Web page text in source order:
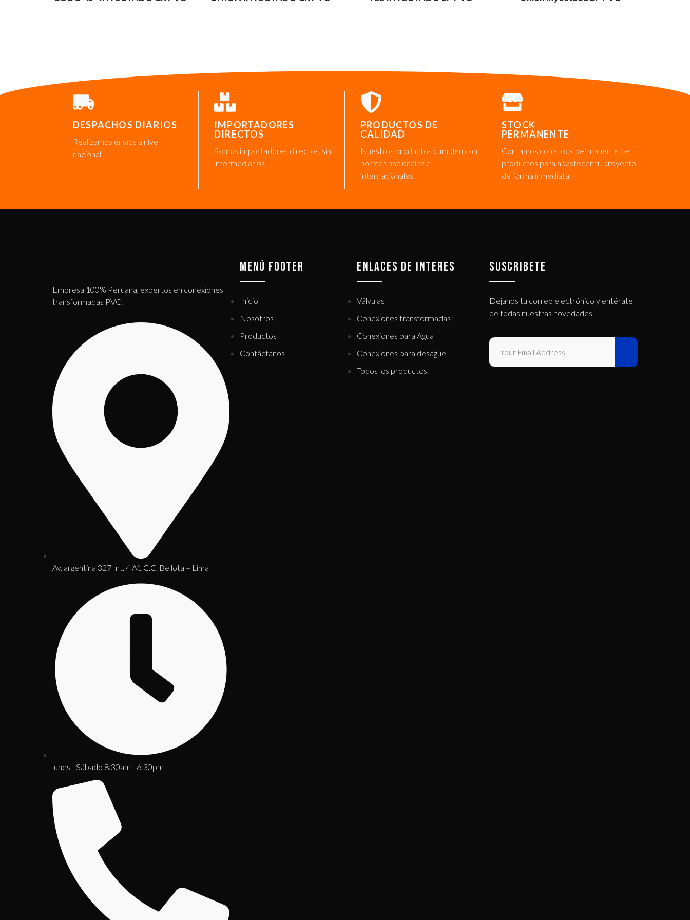
DESPACHOS DIARIOS
Realizamos envíos a nivel
nacional.
IMPORTADORES
DIRECTOS
Somos importadores directos, sin
intermediarios.
PRODUCTOS DE
CALIDAD
Nuestros productos cumplen con
normas nacionales e
internacionales.
STOCK
PERMANENTE
Contamos con stock permanente de
productos para abastecer tu proyecto
de forma inmediata.
Empresa 100% Peruana, expertos en conexiones
transformadas PVC.
Av. argentina 327 Int. 4 A1 C.C. Bellota – Lima
lunes - Sábado 8:30am - 6:30pm
MENÚ FOOTER
Inicio
Nosotros
Productos
Contáctanos
ENLACES DE INTERES
Válvulas
Conexiones transformadas
Conexiones para Agua
Conexiones para desagüe
Todos los productos.
SUSCRIBETE
Déjanos tu correo electrónico y entérate
de todas nuestras novedades.